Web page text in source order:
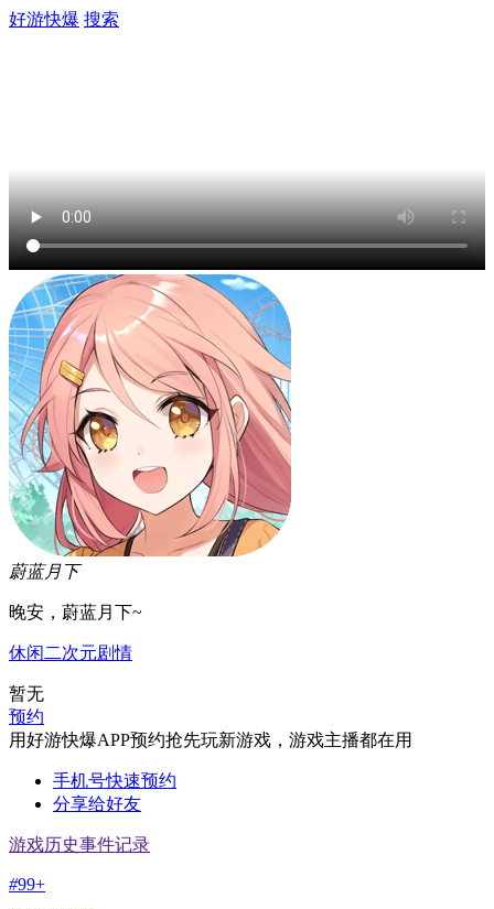
好游快爆 搜索
蔚蓝月下
晚安，蔚蓝月下~
休闲 二次元剧情
暂无
预约
用好游快爆APP预约抢先玩新游戏，游戏主播都在用
手机号快速预约
分享给好友
游戏历史事件记录
#99+